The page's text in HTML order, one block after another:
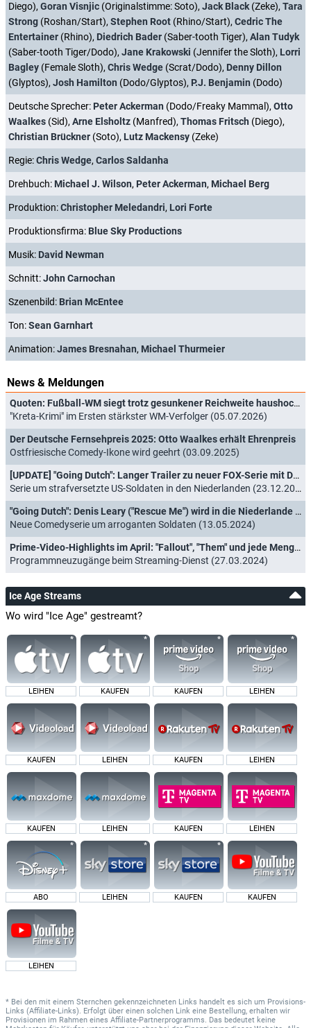
Diego), Goran Visnjic (Originalstimme: Soto), Jack Black (Zeke), Tara
Strong (Roshan/Start), Stephen Root (Rhino/Start), Cedric The
Entertainer (Rhino), Diedrich Bader (Saber-tooth Tiger), Alan Tudyk
(Saber-tooth Tiger/Dodo), Jane Krakowski (Jennifer the Sloth), Lorri
Bagley (Female Sloth), Chris Wedge (Scrat/Dodo), Denny Dillon
(Glyptos), Josh Hamilton (Dodo/Glyptos), P.J. Benjamin (Dodo)
Deutsche Sprecher: Peter Ackerman (Dodo/Freaky Mammal), Otto
Waalkes (Sid), Arne Elsholtz (Manfred), Thomas Fritsch (Diego),
Christian Brückner (Soto), Lutz Mackensy (Zeke)
Regie:Chris Wedge, Carlos Saldanha
Drehbuch: Michael J. Wilson, Peter Ackerman, Michael Berg
Produktion:Christopher Meledandri, Lori Forte
Produktionsfirma: Blue Sky Productions
Musik: David Newman
Schnitt:John Carnochan
Szenenbild: Brian McEntee
Ton:Sean Garnhart
Animation:James Bresnahan, Michael Thurmeier
News & Meldungen
Quoten: Fußball-WM siegt trotz gesunkener Reichweite haushoch, Joko & Klaas erleiden Schiffbruch
"Kreta-Krimi" im Ersten stärkster WM-Verfolger (05.07.2026)
Der Deutsche Fernsehpreis 2025: Otto Waalkes erhält Ehrenpreis
Ostfriesische Comedy-Ikone wird geehrt (03.09.2025)
[UPDATE] "Going Dutch": Langer Trailer zu neuer FOX-Serie mit Denis Leary ("Rescue Me")
Serie um strafversetzte US-Soldaten in den Niederlanden (23.12.2024)
"Going Dutch": Denis Leary ("Rescue Me") wird in die Niederlande strafversetzt
Neue Comedyserie um arroganten Soldaten (13.05.2024)
Prime-Video-Highlights im April: "Fallout", "Them" und jede Menge Binge-Stoff
Programmneuzugänge beim Streaming-Dienst (27.03.2024)
Ice Age Streams
Wo wird "Ice Age" gestreamt?
LEIHEN KAUFEN KAUFEN LEIHEN
KAUFEN LEIHEN KAUFEN LEIHEN
KAUFEN LEIHEN KAUFEN LEIHEN
ABO LEIHEN KAUFEN KAUFEN
LEIHEN
* Bei den mit einem Sternchen gekennzeichneten Links handelt es sich um Provisions-
Links (Affiliate-Links). Erfolgt über einen solchen Link eine Bestellung, erhalten wir
Provisionen im Rahmen eines Affiliate-Partnerprogramms. Das bedeutet keine